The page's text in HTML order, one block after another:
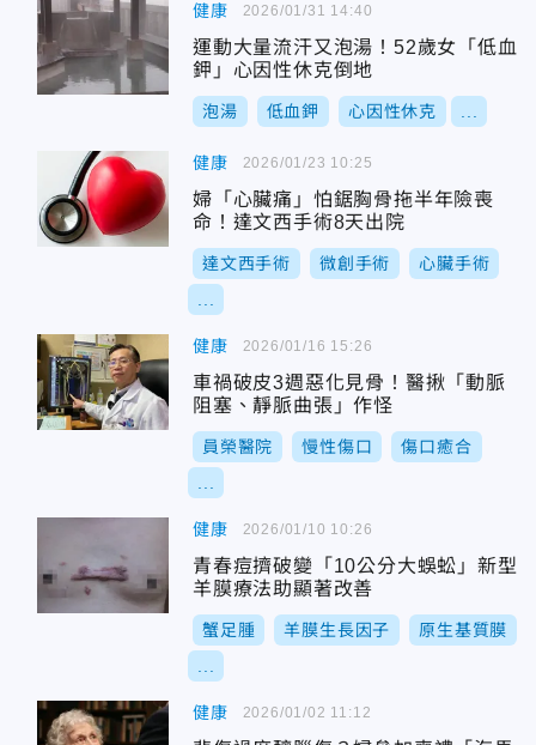
健康
運動大量流汗又泡湯！52歲女「低血
鉀」心因性休克倒地
泡湯 低血鉀 心因性休克
2026/01/31 14:40
健康
婦「心臟痛」怕鋸胸骨拖半年險喪
命！達文西手術8天出院
達文西手術 微創手術 心臟手術
2026/01/23 10:25
健康
車禍破皮3週惡化見骨！醫揪「動脈
阻塞、靜脈曲張」作怪
員榮醫院 慢性傷口 傷口癒合
2026/01/16 15:26
健康
青春痘擠破變「10公分大蜈蚣」新型
羊膜療法助顯著改善
蟹足腫 羊膜生長因子 原生基質膜
2026/01/10 10:26
健康 2026/01/02 11:12